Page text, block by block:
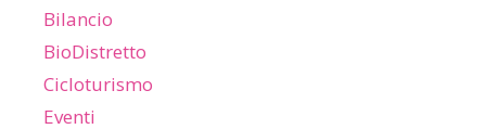
Bilancio
BioDistretto
Cicloturismo
Eventi